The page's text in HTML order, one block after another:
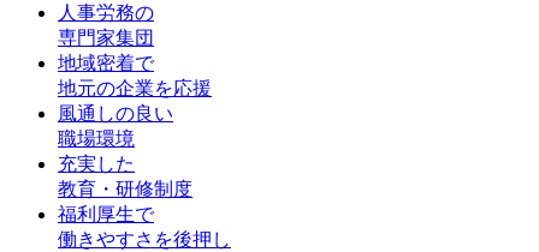
人事労務の
専門家集団
地域密着で
地元の企業を応援
風通しの良い
職場環境
充実した
教育・研修制度
福利厚生で
働きやすさを後押し